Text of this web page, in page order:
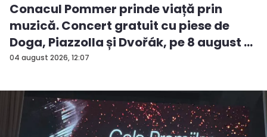
04 august 2026, 12:07
Conacul Pommer prinde viață prin
muzică. Concert gratuit cu piese de
Doga, Piazzolla și Dvořák, pe 8 august ...